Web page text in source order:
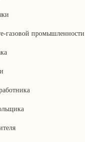
газовой промышленности